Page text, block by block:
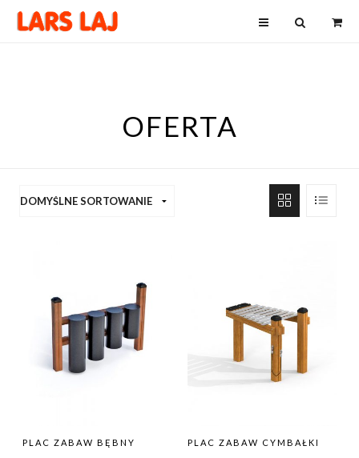
OFERTA
PLAC ZABAW BĘBNY PLAC ZABAW CYMBAŁKI